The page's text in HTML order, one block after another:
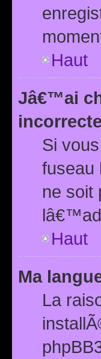
Haut
Jâ€™ai
Si
ne soit
Haut
Ma
La